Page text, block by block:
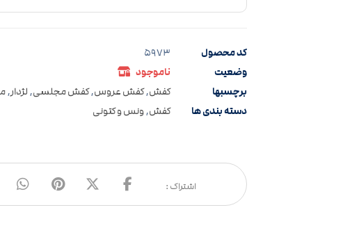
کد محصول 5973
وضعیت
ناموجود
برچسبها
کفش,کفش عروس,کفش مجلسی, لژدار,
دسته بندی ها کفش,ونس و کتونی